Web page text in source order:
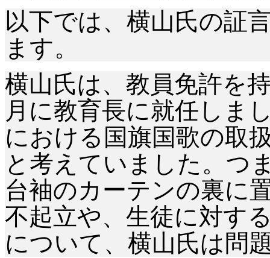
以下では、横山氏の証
ます。
横山氏は、教員免許を
月に教育長に就任しま
における国旗国歌の取
と考えていました。つ
台袖のカーテンの裏に
不起立や、生徒に対す
について、横山氏は問